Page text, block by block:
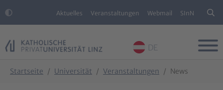
Aktuelles Veranstaltungen Webmail SInN
DE
Startseite Universität Veranstaltungen News